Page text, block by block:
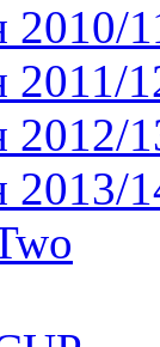
2010/
2011/
2012/
2013/